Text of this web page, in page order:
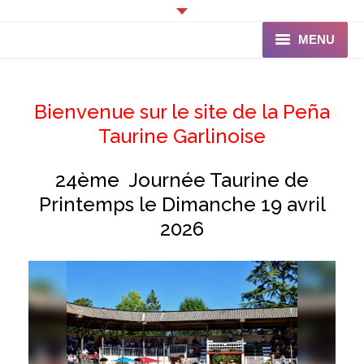
MENU
Programme
Infos pratiques
Bienvenue sur le site de la Peña
Taurine Garlinoise
24ème Journée Taurine de
Printemps le Dimanche 19 avril
2026